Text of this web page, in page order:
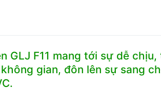
GLJ F11 mang tới sự dễ
gian, đôn lên sự sang